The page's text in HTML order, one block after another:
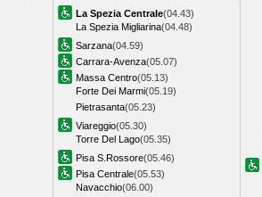
La Spezia Centrale(04.43)
La Spezia Migliarina(04.48)
Sarzana(04.59)
Carrara-Avenza(05.07)
Massa Centro(05.13)
Forte Dei Marmi(05.19)
Pietrasanta(05.23)
Viareggio(05.30)
Torre Del Lago(05.35)
Pisa S.Rossore(05.46)
Pisa Centrale(05.53)
Navacchio(06.00)